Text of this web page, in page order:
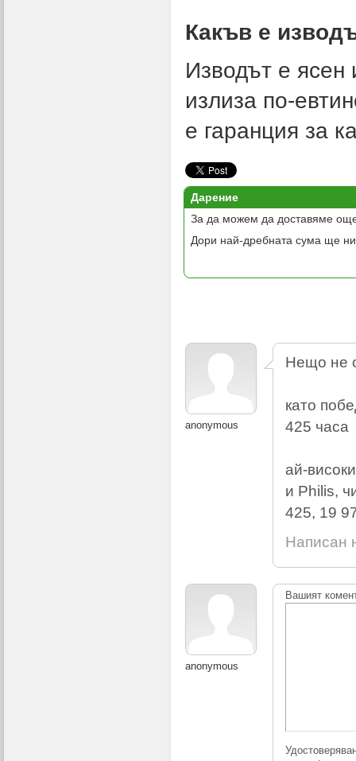
Какъв е
Изводът е ясен
излиза по-
е гаранция за
Дарение
За да можем да доставяме
Дори най-дребната сума ще
anonymous
Нещо не
като
425 часа
ай-
и Philis,
425, 19
Написан
anonymous
Вашият